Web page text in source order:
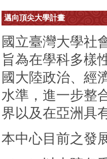
邁向頂尖大學計畫
國立臺灣大學社
旨為在學科多樣
國大陸政治、經
水準，進一步整
界以及在亞洲具
本中心目前之發